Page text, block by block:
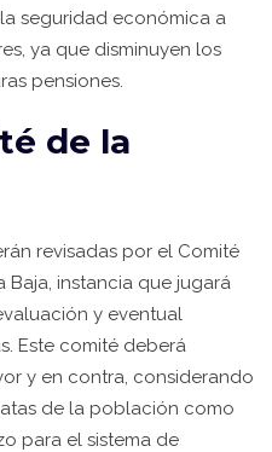
seguridad económica a
ya que disminuyen los
pensiones.
de la
revisadas por el Comité
Baja, instancia que jugará
y eventual
Este comité deberá
y en contra, considerando
de la población como
para el sistema de